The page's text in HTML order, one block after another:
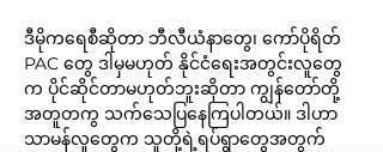
ဒီမိုကရေစီဆိုတာ ဘီလီယံနာတွေ၊ ကော်ပိုရိတ်
PAC တွေ ဒါမှမဟုတ် နိုင်ငံရေးအတွင်းလူတွေ
က ပိုင်ဆိုင်တာမဟုတ်ဘူးဆိုတာ ကျွန်တော်တို့
အတူတကွ သက်သေပြနေကြပါတယ်။ ဒါဟာ
သာမန်လူတွေက သူတို့ရဲ့ရပ်ရွာတွေအတွက်